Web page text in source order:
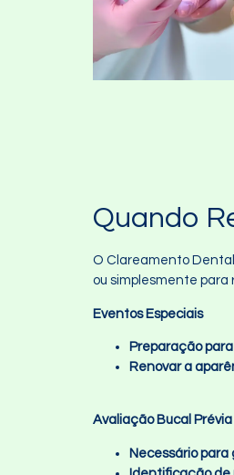
Quando
O Clareamento
ou simplesmente para
Eventos Especiais
Preparação
Renovar a
Avaliação Bucal Prévia
Necessário